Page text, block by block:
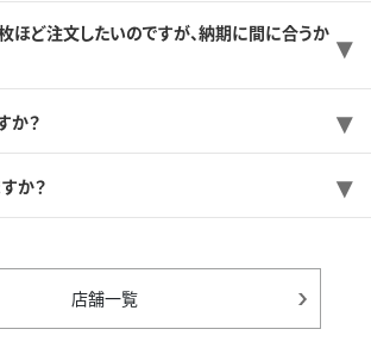
ほど注文したいのですが、納期に間に合うか
か？
か？
店舗一覧